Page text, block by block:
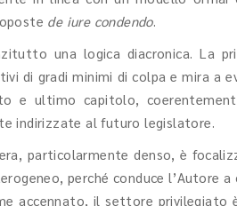
de iure condendo.
una logica diacronica. La
di gradi minimi di colpa e mira a
e ultimo capitolo,
indirizzate al futuro legislatore.
particolarmente denso, è
perché conduce
accennato, il settore